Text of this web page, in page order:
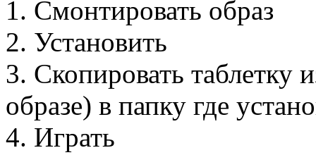
1. Смонтировать образ
2. Установить
3. Скопировать таблетку
образе) в папку где
4. Играть